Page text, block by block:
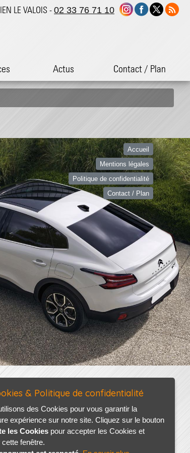
Actus Contact / Plan
LE VALOIS - 02 33 76 71 10
Accueil
Mentions légales
Politique de confidentialité
Contact / Plan
& Politique de confidentialité
des Cookies pour vous garantir la
expérience sur notre site. Cliquez sur le bouton
les Cookies pour accepter les Cookies et
fenêtre.